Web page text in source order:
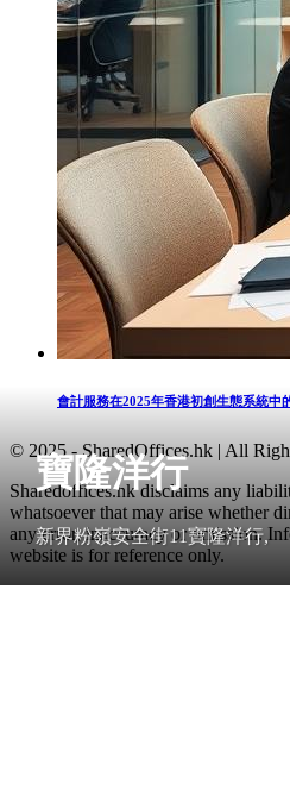
寶隆洋行
新界粉嶺安全街11寶隆洋行,
會計服務在2025年香港初創生態系統中
© 2025 - SharedOffices.hk | All
Sharedoffices.hk disclaims any
whatsoever that may arise whether
any error, inaccuracy or omission.
website is for reference only.